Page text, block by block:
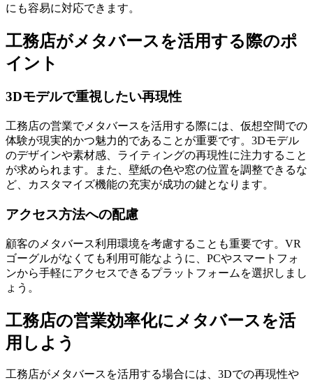
にも容易に対応できます。
工務店がメタバースを活用する際のポ
イント
3Dモデルで重視したい再現性
工務店の営業でメタバースを活用する際には、仮想空間での
体験が現実的かつ魅力的であることが重要です。 3Dモデル
のデザインや素材感、ライティングの再現性に注力すること
が求められます。
また、壁紙の色や窓の位置を調整できるな
ど、カスタマイズ機能の充実が成功の鍵となります。
アクセス方法への配慮
顧客のメタバース利用環境を考慮することも重要です。VR
ゴーグルがなくても利用可能なように、 PCやスマートフォ
ンから手軽にアクセスできるプラットフォームを選択しまし
ょう。
工務店の営業効率化にメタバースを活
用しよう
工務店がメタバースを活用する場合には、3Dでの再現性や